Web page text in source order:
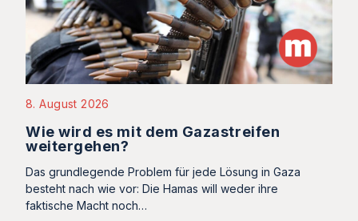
8. August 2026
Wie wird es mit dem Gazastreifen
weitergehen?
Das grundlegende Problem für jede Lösung in Gaza
besteht nach wie vor: Die Hamas will weder ihre
faktische Macht noch…